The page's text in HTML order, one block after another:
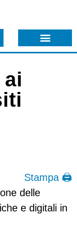
ai
Stampa 🖨
delle
e digitali in